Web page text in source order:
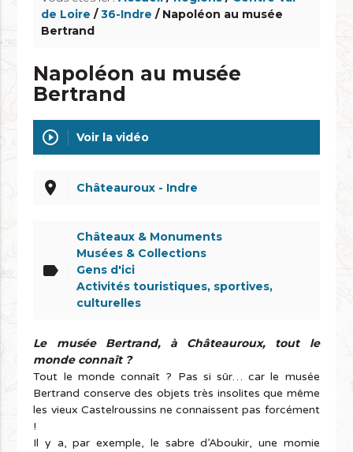
de Loire /36-Indre / Napoléon au musée
Bertrand
Napoléon au musée
Bertrand
play_circle_outline Voir la vidéo
place Châteauroux - Indre
label
Châteaux & Monuments
Musées & Collections
Gens d'ici
Activités touristiques, sportives,
culturelles
Le musée Bertrand, à Châteauroux, tout le
monde connaît ?
Tout le monde connaît ? Pas si sûr… car le musée
Bertrand conserve des objets très insolites que même
les vieux Castelroussins ne connaissent pas forcément
!
Il y a, par exemple, le sabre d’Aboukir, une momie